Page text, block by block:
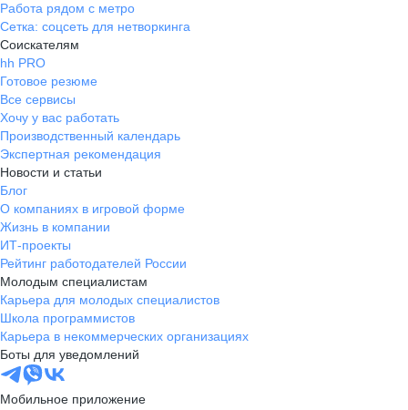
Работа рядом с метро
Сетка: соцсеть для нетворкинга
Соискателям
hh PRO
Готовое резюме
Все сервисы
Хочу у вас работать
Производственный календарь
Экспертная рекомендация
Новости и статьи
Блог
О компаниях в игровой форме
Жизнь в компании
ИТ-проекты
Рейтинг работодателей России
Молодым специалистам
Карьера для молодых специалистов
Школа программистов
Карьера в некоммерческих организациях
Боты для уведомлений
Мобильное приложение